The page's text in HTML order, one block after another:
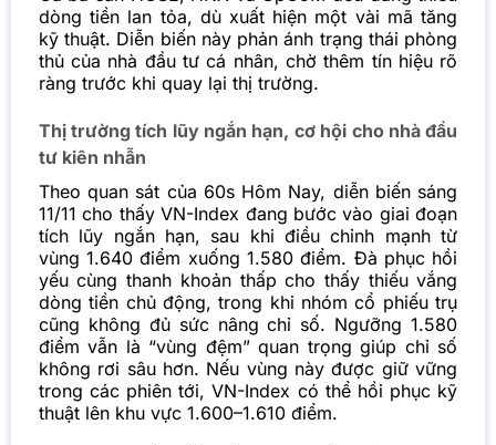
dòng tiền lan tỏa, dù xuất hiện một vài mã tăng
kỹ thuật. Diễn biến này phản ánh trạng thái phòng
thủ của nhà đầu tư cá nhân, chờ thêm tín hiệu rõ
ràng trước khi quay lại thị trường.
Thị trường tích lũy ngắn hạn, cơ hội cho nhà đầu
tư kiên nhẫn
Theo quan sát của 60s Hôm Nay, diễn biến sáng
11/11 cho thấy VN-Index đang bước vào giai đoạn
tích lũy ngắn hạn, sau khi điều chỉnh mạnh từ
vùng 1.640 điểm xuống 1.580 điểm. Đà phục hồi
yếu cùng thanh khoản thấp cho thấy thiếu vắng
dòng tiền chủ động, trong khi nhóm cổ phiếu trụ
cũng không đủ sức nâng chỉ số. Ngưỡng 1.580
điểm vẫn là “vùng đệm” quan trọng giúp chỉ số
không rơi sâu hơn. Nếu vùng này được giữ vững
trong các phiên tới, VN-Index có thể hồi phục kỹ
thuật lên khu vực 1.600–1.610 điểm.